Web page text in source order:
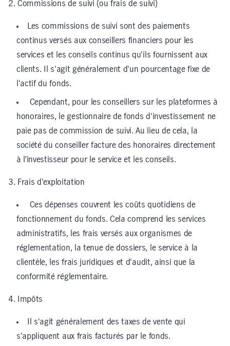
2. Commissions de suivi (ou frais de suivi)
Les commissions de suivi sont des paiements
continus versés aux conseillers financiers pour les
services et les conseils continus qu'ils fournissent aux
clients. Il s'agit généralement d'un pourcentage fixe de
l'actif du fonds.
Cependant, pour les conseillers sur les plateformes à
honoraires, le gestionnaire de fonds d'investissement ne
paie pas de commission de suivi. Au lieu de cela, la
société du conseiller facture des honoraires directement
à l’investisseur pour le service et les conseils.
3. Frais d'exploitation
Ces dépenses couvrent les coûts quotidiens de
fonctionnement du fonds. Cela comprend les services
administratifs, les frais versés aux organismes de
réglementation, la tenue de dossiers, le service à la
clientèle, les frais juridiques et d'audit, ainsi que la
conformité réglementaire.
4. Impôts
Il s'agit généralement des taxes de vente qui
s'appliquent aux frais facturés par le fonds.